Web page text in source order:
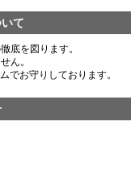
て
底を図ります。
ん。
でお守りしております。